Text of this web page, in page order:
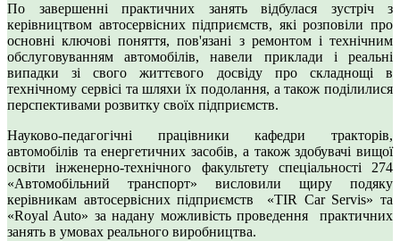
По завершенні практичних занять відбулася зустріч з
керівництвом автосервісних підприємств, які розповіли про
основні ключові поняття, пов'язані з ремонтом і технічним
обслуговуванням автомобілів, навели приклади і реальні
випадки зі свого життєвого досвіду про складнощі в
технічному сервісі та шляхи їх подолання, а також поділилися
перспективами розвитку своїх підприємств.
Науково-педагогічні працівники кафедри тракторів,
автомобілів та енергетичних засобів, а також здобувачі вищої
освіти інженерно-технічного факультету спеціальності 274
«Автомобільний транспорт» висловили щиру подяку
керівникам автосервісних підприємств «TIR Car Servis» та
«Royal Auto» за надану можливість проведення практичних
занять в умовах реального виробництва.